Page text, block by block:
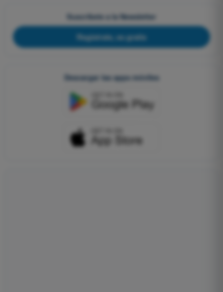
Suscríbete a la Newsletter
Regístrate, es gratis
Descargar las apps móviles